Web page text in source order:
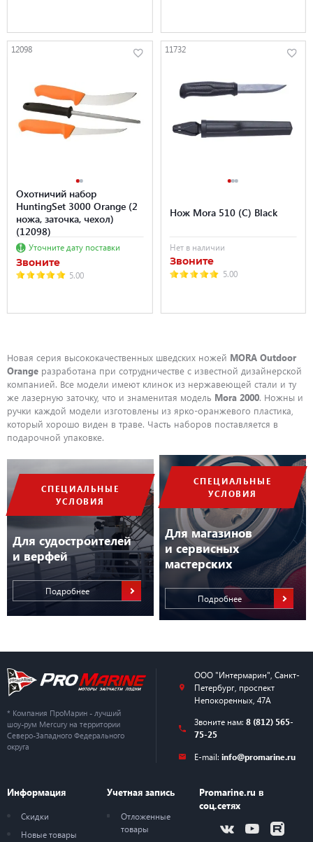
СПЕЦИАЛЬНЫЕ
УСЛОВИЯ
Для судостроителей
и верфей
Подробнее
СПЕЦИАЛЬНЫЕ
УСЛОВИЯ
Для магазинов
и сервисных
мастерских
Подробнее
12098
Охотничий набор
HuntingSet 3000 Orange (2
ножа, заточка, чехол)
(12098)
Уточните дату поставки
Звоните
5.00
11732
Нож Mora 510 (C) Black
Нет в наличии
Звоните
5.00
Новая серия высококачественных шведских ножей MORA Outdoor
Orange разработана при сотрудничестве с известной дизайнерской
компанией. Все модели имеют клинок из нержавеющей стали и ту
же лазерную заточку, что и знаменитая модель Mora 2000. Ножны и
ручки каждой модели изготовлены из ярко-оранжевого пластика,
который хорошо виден в траве. Часть наборов поставляется в
подарочной упаковке.
* Компания ПроМарин - лучший
шоу-рум Mercury на территории
Северо-Западного Федерального
округа
ООО "Интермарин" Санкт-
Петербург, проспект
Непокоренных, 47А
Звоните нам: 8 (812) 565-
75-25
E-mail: info@promarine.ru
Информация
Скидки
Новые товары
Учетная запись
Отложенные
товары
Promarine.ru в
соц.сетях